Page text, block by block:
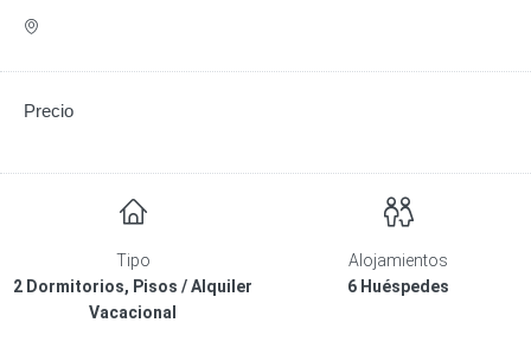
Precio
Tipo
2 Dormitorios, Pisos / Alquiler
Vacacional
Alojamientos
6 Huéspedes